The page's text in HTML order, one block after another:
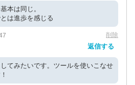
本は同じ。
は進歩を感じる
削除
返信する
てみたいです。ツールを使いこなせ